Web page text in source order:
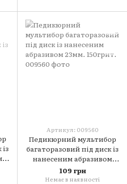
Артикул: 009560
Педикюрний мультибор
багаторазовий під диск із
нанесеним абразивом
23мм. 150грит.
109 грн
Немає в наявності